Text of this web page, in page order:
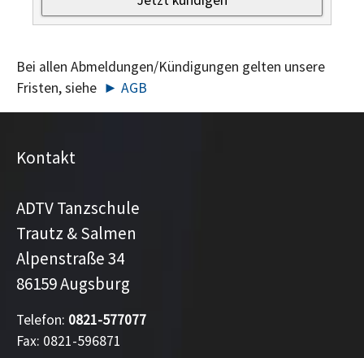
Bei allen Abmeldungen/Kündigungen gelten unsere
Fristen, siehe ► AGB
Kontakt
ADTV Tanzschule
Trautz & Salmen
Alpenstraße 34
86159 Augsburg
Telefon: 0821-577077
Fax: 0821-596871